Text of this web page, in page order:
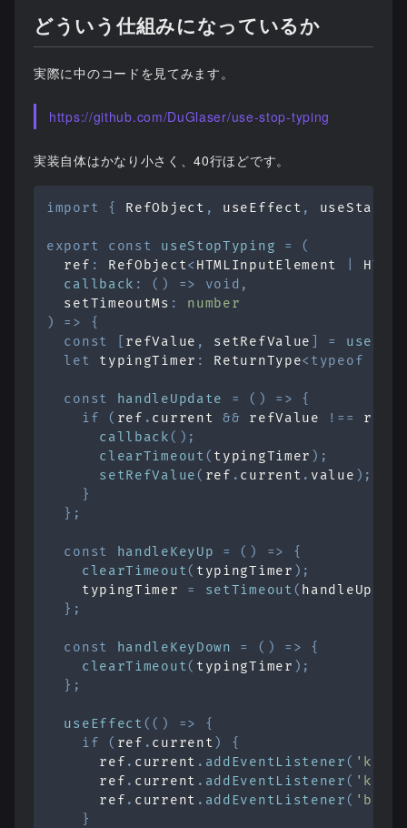
どういう仕組みになっているか
実際に中のコードを見てみます。
https://github.com/DuGlaser/use-stop-typing
実装自体はかなり小さく、40行ほどです。
import { RefObject , useEffect , useState
export const useStopTyping =
(
  ref
: RefObject< HTMLInputElement
callback : ( ) => void ,
  setTimeoutMs
:
number
)
=>
{
const
refValue , setRefValue =
let
typingTimer : ReturnType< typeof
const handleUpdate = ( ) =>
{
if
( ref . current && refValue !== ref
callback( ) ;
clearTimeout( typingTimer ) ;
setRefValue( ref . current . value ) ;
}
} ;
const handleKeyUp = ( ) =>
{
clearTimeout( typingTimer ) ;
    typingTimer
= setTimeout( handleUpdate
} ;
const handleKeyDown = ( ) =>
{
clearTimeout( typingTimer ) ;
} ;
useEffect( ( ) =>
{
if
( ref . current )
{
      ref
. current . addEventListener(
      ref
. current . addEventListener(
      ref
. current . addEventListener( 'blur'
}